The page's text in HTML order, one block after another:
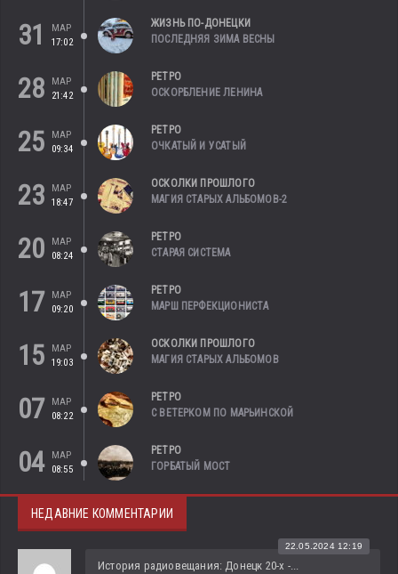
31
МАР
17:02
ЖИЗНЬ ПО-ДОНЕЦКИ
ПОСЛЕДНЯЯ ЗИМА ВЕСНЫ
28
МАР
21:42
РЕТРО
ОСКОРБЛЕНИЕ ЛЕНИНА
25
МАР
09:34
РЕТРО
ОЧКАТЫЙ И УСАТЫЙ
23
МАР
18:47
ОСКОЛКИ ПРОШЛОГО
МАГИЯ СТАРЫХ АЛЬБОМОВ-2
20
МАР
08:24
РЕТРО
СТАРАЯ СИСТЕМА
17
МАР
09:20
РЕТРО
МАРШ ПЕРФЕКЦИОНИСТА
15
МАР
19:03
ОСКОЛКИ ПРОШЛОГО
МАГИЯ СТАРЫХ АЛЬБОМОВ
07
МАР
08:22
РЕТРО
С ВЕТЕРКОМ ПО МАРЬИНСКОЙ
04
МАР
08:55
РЕТРО
ГОРБАТЫЙ МОСТ
НЕДАВНИЕ КОММЕНТАРИИ
История радиовещания: Донецк 20-х -...
22.05.2024 12:19